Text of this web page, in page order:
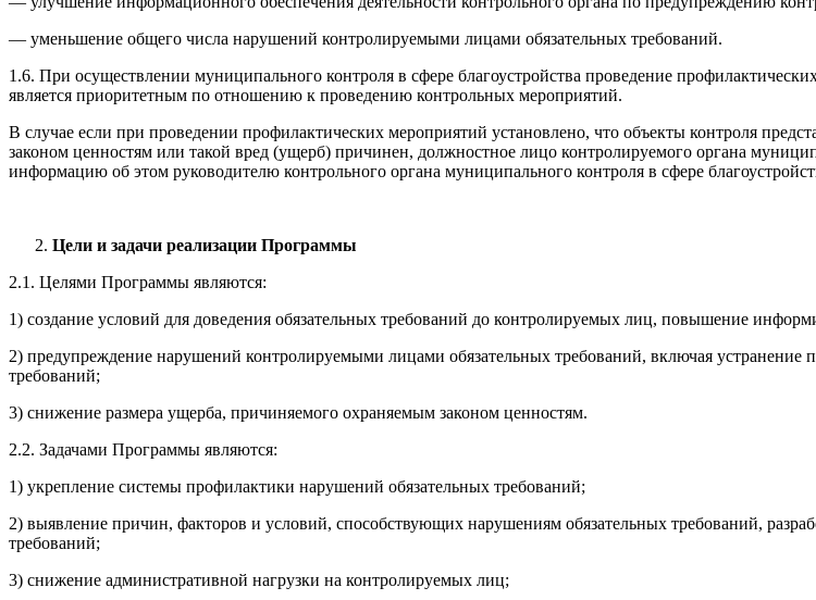
— уменьшение общего числа нарушений контролируемыми лицами обязательных требований.
1.6. При осуществлении муниципального контроля в сфере благоустройства проведение
является приоритетным по отношению к проведению контрольных мероприятий.
В случае если при проведении профилактических мероприятий установлено, что объекты контроля
законом ценностям или такой вред (ущерб) причинен, должностное лицо контролируемого органа
информацию об этом руководителю контрольного органа муниципального контроля в сфере
Цели и задачи реализации Программы
2.1. Целями Программы являются:
1) создание условий для доведения обязательных требований до контролируемых лиц, повышение
2) предупреждение нарушений контролируемыми лицами обязательных требований, включая
требований;
3) снижение размера ущерба, причиняемого охраняемым законом ценностям.
2.2. Задачами Программы являются:
1) укрепление системы профилактики нарушений обязательных требований;
2) выявление причин, факторов и условий, способствующих нарушениям обязательных требований,
требований;
3) снижение административной нагрузки на контролируемых лиц;